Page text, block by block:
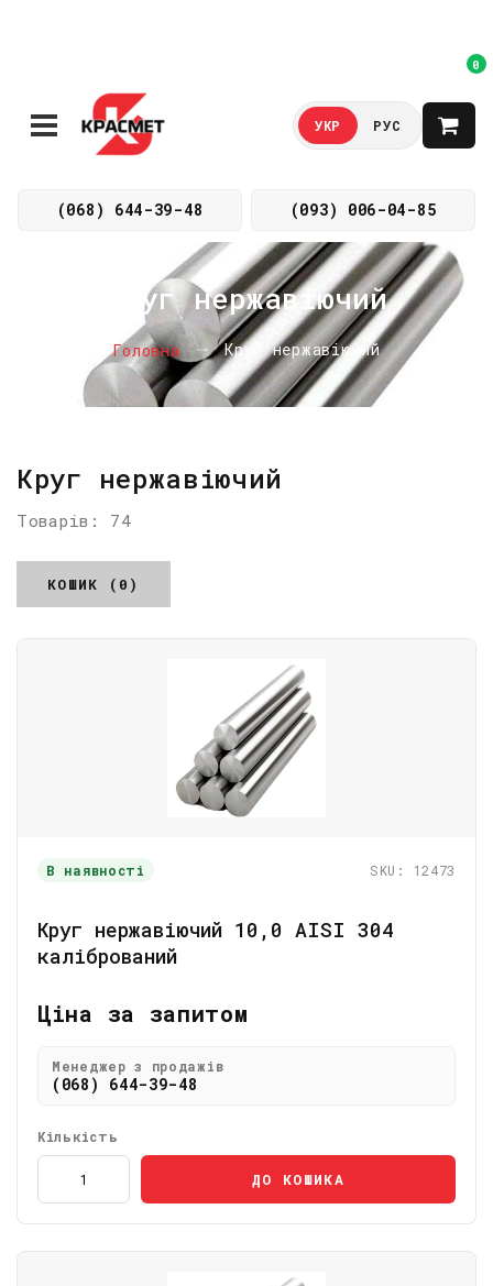
(068) 644-39-48 (093) 006-04-85
УКР РУС
0
Круг нержавіючий
Головна Круг нержавіючий
Круг нержавіючий
Товарів: 74
КОШИК (0)
В наявності SKU: 12473
Круг нержавіючий 10,0 AISI 304
калібрований
Ціна за запитом
Менеджер з продажів
(068) 644-39-48
Кількість
ДО КОШИКА